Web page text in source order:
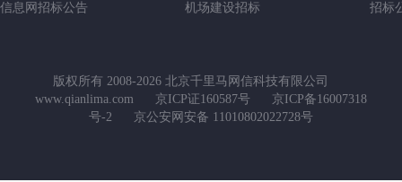
信息网招标公告 机场建设招标 招标
版权所有 2008-2026 北京千里马网信科技有限公司
www.qianlima.com
京ICP证160587号
京ICP备16007318
号-2
京公安网安备 11010802022728号